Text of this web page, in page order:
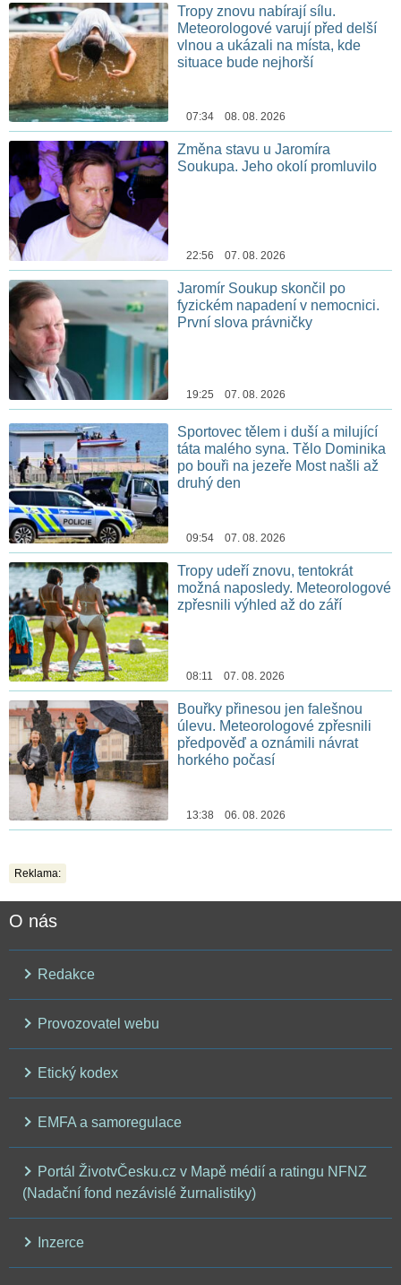
Tropy znovu nabírají sílu.
Meteorologové varují před delší
vlnou a ukázali na místa, kde
situace bude nejhorší
07:34 08. 08. 2026
Změna stavu u Jaromíra
Soukupa. Jeho okolí promluvilo
22:56 07. 08. 2026
Jaromír Soukup skončil po
fyzickém napadení v nemocnici.
První slova právničky
19:25 07. 08. 2026
Sportovec tělem i duší a milující
táta malého syna. Tělo Dominika
po bouři na jezeře Most našli až
druhý den
09:54 07. 08. 2026
Tropy udeří znovu, tentokrát
možná naposledy. Meteorologové
zpřesnili výhled až do září
08:11 07. 08. 2026
Bouřky přinesou jen falešnou
úlevu. Meteorologové zpřesnili
předpověď a oznámili návrat
horkého počasí
13:38 06. 08. 2026
Reklama:
O nás
Redakce
Provozovatel webu
Etický kodex
EMFA a samoregulace
Portál ŽivotvČesku.cz v Mapě médií a ratingu NFNZ
(Nadační fond nezávislé žurnalistiky)
Inzerce